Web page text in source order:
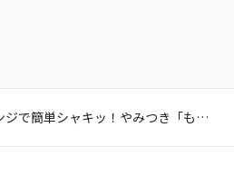
電子レンジで簡単シャキッ！やみつき「もやしナムル」のレシピ